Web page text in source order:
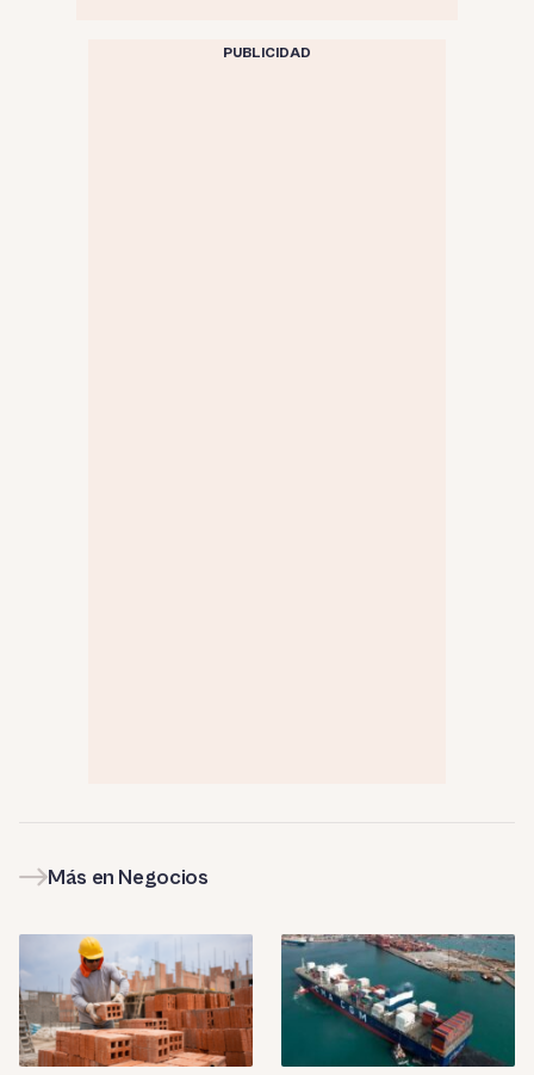
PUBLICIDAD
Más en Negocios